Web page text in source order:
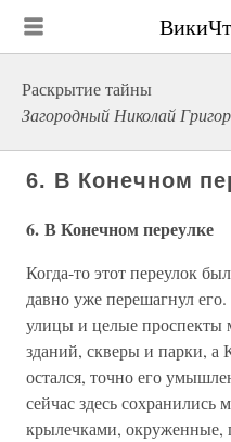
Раскрытие тайны
Загородный Николай
6. В Конечном
6. В Конечном переулке
Когда-то этот переулок
давно уже перешагнул
улицы и целые
зданий, скверы и парки,
остался, точно его
сейчас здесь сохранились
крылечками, окруженные,